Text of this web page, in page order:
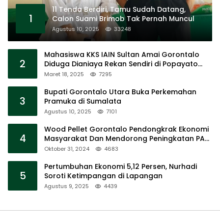
1
11 Tenda Berdiri, Tamu Sudah Datang,
Calon Suami Brimob Tak Pernah Muncul
Agustus 10, 2025 33248
2
Mahasiswa KKS IAIN Sultan Amai Gorontalo
Diduga Dianiaya Rekan Sendiri di Popayato
Barat
Maret 18, 2025 7295
3
Bupati Gorontalo Utara Buka Perkemahan
Pramuka di Sumalata
Agustus 10, 2025 7101
4
Wood Pellet Gorontalo Pendongkrak Ekonomi
Masyarakat Dan Mendorong Peningkatan PAD
Gorontalo
Oktober 31, 2024 4683
5
Pertumbuhan Ekonomi 5,12 Persen, Nurhadi
Soroti Ketimpangan di Lapangan
Agustus 9, 2025 4439